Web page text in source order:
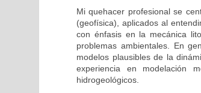
Mi quehacer profesional se
(geofísica), aplicados al
con énfasis en la mecánica
problemas ambientales. En
modelos plausibles de la
experiencia en modelación
hidrogeológicos.